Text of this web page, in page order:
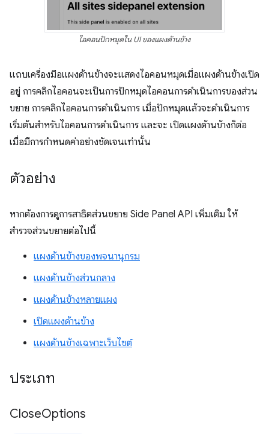
ไอคอนปักหมุดใน UI ของแผงด้านข้าง
แถบเครื่องมือแผงด้านข้างจะแสดงไอคอนหมุดเมื่อแผงด้านข้างเปิด
อยู่ การคลิกไอคอนจะเป็นการปักหมุดไอคอนการดำเนินการของส่วน
ขยาย การคลิกไอคอนการดำเนินการ เมื่อปักหมุดแล้วจะดำเนินการ
เริ่มต้นสำหรับไอคอนการดำเนินการ และจะ เปิดแผงด้านข้างก็ต่อ
เมื่อมีการกำหนดค่าอย่างชัดเจนเท่านั้น
ตัวอย่าง
หากต้องการดูการสาธิตส่วนขยาย Side Panel API เพิ่มเติม ให้
สำรวจส่วนขยายต่อไปนี้
แผงด้านข้างของพจนานุกรม
แผงด้านข้างส่วนกลาง
แผงด้านข้างหลายแผง
เปิดแผงด้านข้าง
แผงด้านข้างเฉพาะเว็บไซต์
ประเภท
CloseOptions